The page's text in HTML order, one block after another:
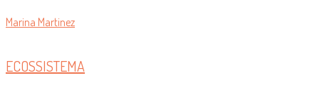
Marina Martinez
ECOSSISTEMA